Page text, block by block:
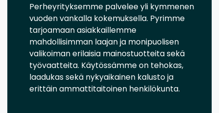
Perheyrityksemme palvelee yli kymmenen
vuoden vankalla kokemuksella. Pyrimme
tarjoamaan asiakkaillemme
mahdollisimman laajan ja monipuolisen
valikoiman erilaisia mainostuotteita sekä
työvaatteita. Käytössämme on tehokas,
laadukas sekä nykyaikainen kalusto ja
erittäin ammattitaitoinen henkilökunta.